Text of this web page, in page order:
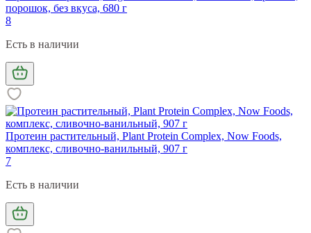
порошок, без вкуса, 680 г
8
Есть в наличии
Протеин растительный, Plant Protein Complex, Now Foods,
комплекс, сливочно-ванильный, 907 г
7
Есть в наличии